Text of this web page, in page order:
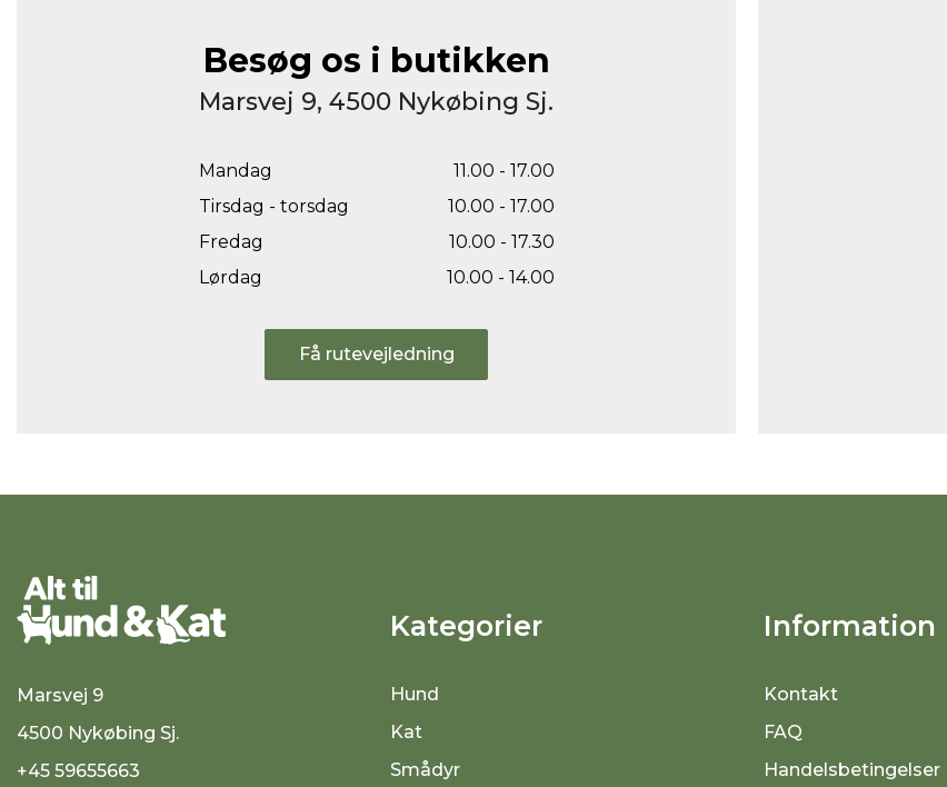
Besøg os i butikken
Marsvej 9, 4500 Nykøbing Sj.
Mandag
11.00 - 17.00
Tirsdag - torsdag
10.00 - 17.00
Fredag
10.00 - 17.30
Lørdag
10.00 - 14.00
Få rutevejledning
Marsvej 9
4500 Nykøbing Sj.
+45 59655663
Kategorier
Hund
Kat
Smådyr
Information
Kontakt
FAQ
Handelsbetingelser